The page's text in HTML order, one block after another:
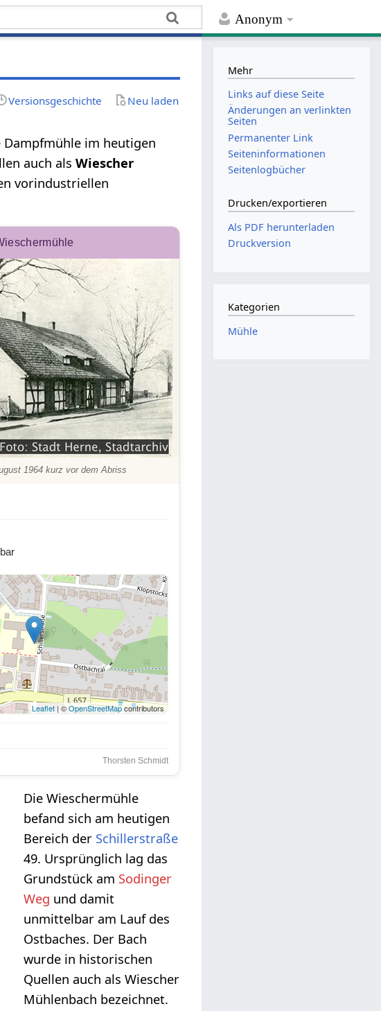
Anonym
Versionsgeschichte Neu laden
im heutigen
auch alsWiescher
vorindustriellen
1964 kurz vor dem Abriss
Leaflet | ©OpenStreetMapcontributors
Thorsten Schmidt
Die Wieschermühle
befand sich am heutigen
Bereich der Schillerstraße
49. Ursprünglich lag das
Grundstück am Sodinger
Weg und damit
unmittelbar am Lauf des
Ostbaches. Der Bach
wurde in historischen
Quellen auch als Wiescher
Mühlenbach bezeichnet.
Mehr
Links auf diese Seite
Änderungen an verlinkten
Seiten
Permanenter Link
Seiten­­informationen
Seitenlogbücher
Drucken/­exportieren
Als PDF herunterladen
Druckversion
Kategorien
Mühle